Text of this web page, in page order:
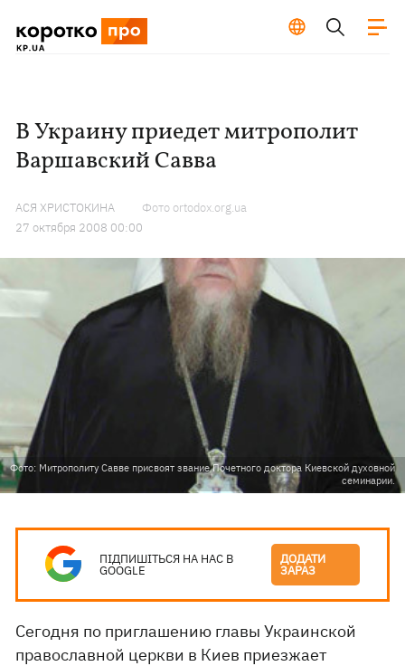
В Украину приедет митрополит
Варшавский Савва
АСЯ ХРИСТОКИНА
Фото ortodox.org.ua
27 октября 2008 00:00
Фото: Митрополиту Савве присвоят звание Почетного доктора Киевской духовной
семинарии.
ПІДПИШІТЬСЯ НА НАС В
GOOGLE
ДОДАТИ
ЗАРАЗ
Сегодня по приглашению главы Украинской
православной церкви в Киев приезжает